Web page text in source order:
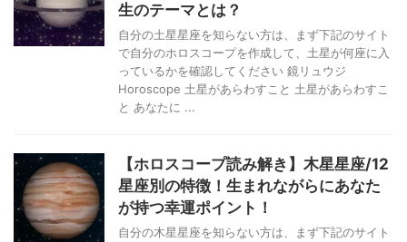
生のテーマとは？
自分の土星星座を知らない方は、まず下記のサイト
で自分のホロスコープを作成して、土星が何座に入
っているかを確認してください 鏡リュウジ
Horoscope 土星があらわすこと 土星があらわすこ
と あなたに ...
【ホロスコープ読み解き】木星星座/12
星座別の特徴！生まれながらにあなた
が持つ幸運ポイント！
自分の木星星座を知らない方は、まず下記のサイト